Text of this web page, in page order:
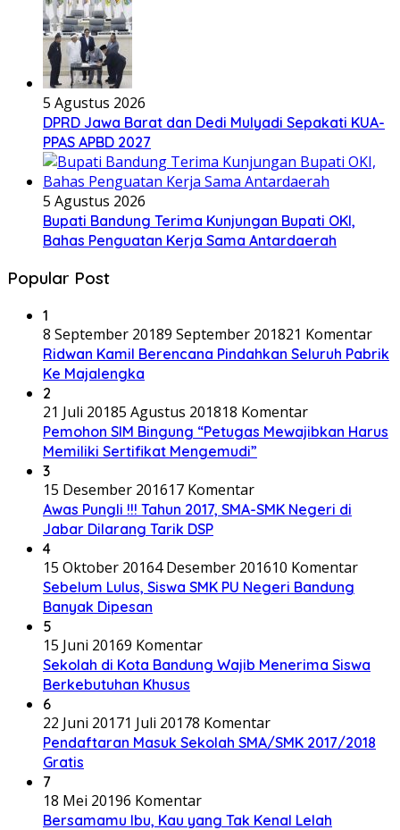
5 Agustus 2026
DPRD Jawa Barat dan Dedi Mulyadi Sepakati KUA-
PPAS APBD 2027
5 Agustus 2026
Bupati Bandung Terima Kunjungan Bupati OKI,
Bahas Penguatan Kerja Sama Antardaerah
Popular Post
1
8 September 20189 September 201821 Komentar
Ridwan Kamil Berencana Pindahkan Seluruh Pabrik
Ke Majalengka
2
21 Juli 20185 Agustus 201818 Komentar
Pemohon SIM Bingung “Petugas Mewajibkan Harus
Memiliki Sertifikat Mengemudi”
3
15 Desember 201617 Komentar
Awas Pungli !!! Tahun 2017, SMA-SMK Negeri di
Jabar Dilarang Tarik DSP
4
15 Oktober 20164 Desember 201610 Komentar
Sebelum Lulus, Siswa SMK PU Negeri Bandung
Banyak Dipesan
5
15 Juni 20169 Komentar
Sekolah di Kota Bandung Wajib Menerima Siswa
Berkebutuhan Khusus
6
22 Juni 20171 Juli 20178 Komentar
Pendaftaran Masuk Sekolah SMA/SMK 2017/2018
Gratis
7
18 Mei 20196 Komentar
Bersamamu Ibu, Kau yang Tak Kenal Lelah